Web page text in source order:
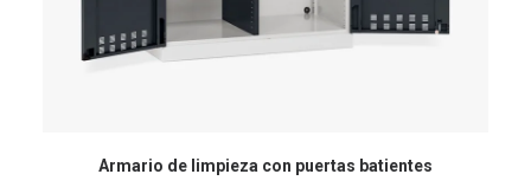
Armario de limpieza con puertas batientes